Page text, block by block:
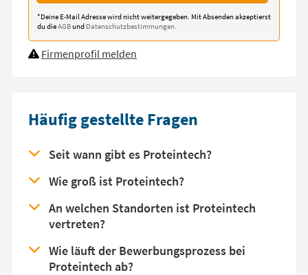
*Deine E-Mail Adresse wird nicht weitergegeben. Mit Absenden akzeptierst
du dieAGBund Datenschutzbestimmungen.
Firmenprofil melden
Häufig gestellte Fragen
Seit wann gibt es Proteintech?
Wie groß ist Proteintech?
An welchen Standorten ist Proteintech
vertreten?
Wie läuft der Bewerbungsprozess bei
Proteintech ab?